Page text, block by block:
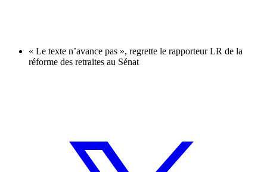
« Le texte n’avance pas », regrette le rapporteur LR de la
réforme des retraites au Sénat